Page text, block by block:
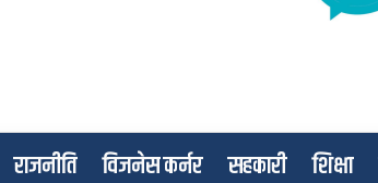
राजनीति विजनेस कर्नर सहकारी शिक्षा